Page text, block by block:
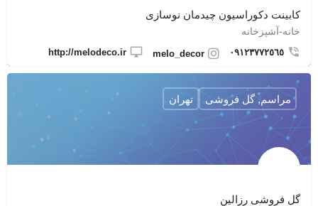
كابينت دكوراسيون چیدمان نوسازی
خانه-آشپزخانه
٠٩١٢٣٧٧٢٥٦٥ melo_decor
http://melodeco.ir
مراسم, گل فروشی تهران